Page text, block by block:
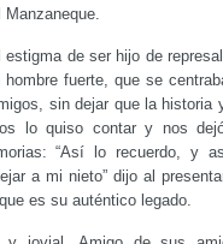
de ser hijo de
fuerte, que se
sin dejar que la historia
lo quiso contar y nos
“Así lo recuerdo, y
a mi nieto” dijo al
es su auténtico legado.